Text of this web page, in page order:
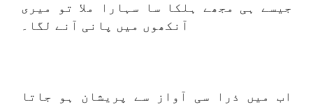
جیسے ہی مجھے ہلکا سا سہارا ملا تو میری
آنکھوں میں پانی آنے لگا۔
اب میں ذرا سی آواز سے پریشان ہو جاتا